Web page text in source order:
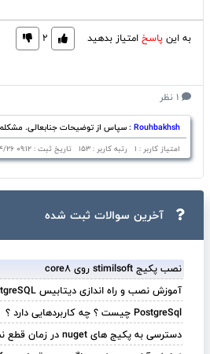
به اینپاسخامتیاز بدهید 2
سپاس از توضیحات جنابعالی.
امتیاز کاربر : 1 رتبه کاربر : 153 تاریخ ثبت : 09:12 1404/04/26
آخرین سوالات ثبت ‌شده
نصب پکیج stimilsoft روی core8
آموزش نصب و راه اندازی دیتابیس PostgreSQL در ویندوز
PostgreSql چیست ؟ چه کاربردهایی دارد ؟
دسترسی به پکیج های nuget در زمان قطع نت بین الملل